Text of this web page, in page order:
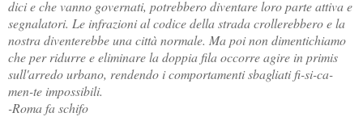
dici e che vanno governati, potrebbero diventare loro parte attiva e
segnalatori. Le infrazioni al codice della strada crollerebbero e la
nostra diventerebbe una città normale. Ma poi non dimentichiamo
che per ridurre e eliminare la doppia fila occorre agire in primis
sull'arredo urbano, rendendo i comportamenti sbagliati fi-si-ca-
men-te impossibili.
-Roma fa schifo